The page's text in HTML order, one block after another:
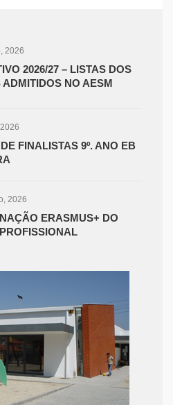
2026
2026/27 – LISTAS DOS
ADMITIDOS NO AESM
FINALISTAS 9º. ANO EB
2026
ERASMUS+ DO